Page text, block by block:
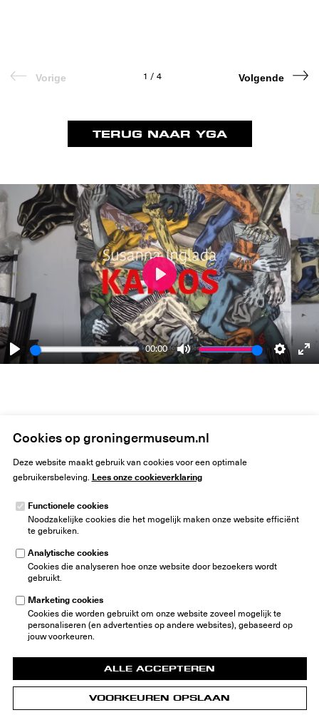
Cookies op groningermuseum.nl
Deze website maakt gebruik van cookies voor een optimale
gebruikersbeleving. Lees onze cookieverklaring
Functionele cookies
Noodzakelijke cookies die het mogelijk maken onze website efficiënt
te gebruiken.
Analytische cookies
Cookies die analyseren hoe onze website door bezoekers wordt
gebruikt.
Marketing cookies
Cookies die worden gebruikt om onze website zoveel mogelijk te
personaliseren (en advertenties op andere websites), gebaseerd op
jouw voorkeuren.
ALLE ACCEPTEREN
VOORKEUREN OPSLAAN
Vorige 1 / 4 Volgende
TERUG NAAR YGA
Play
00:00
Mute Settings
Play
Groninger Museum
Nieuwsbrief
© 2026 Groninger Museum